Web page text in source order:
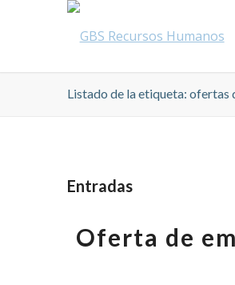
Listado de la etiqueta: ofertas
Entradas
Oferta de